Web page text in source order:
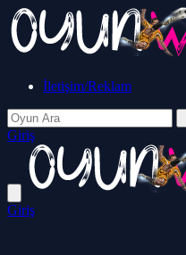
İletişim/Reklam
Giriş
Giriş